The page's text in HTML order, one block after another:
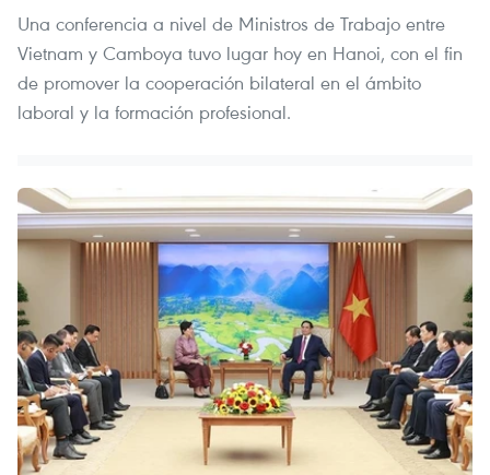
Una conferencia a nivel de Ministros de Trabajo entre
Vietnam y Camboya tuvo lugar hoy en Hanoi, con el fin
de promover la cooperación bilateral en el ámbito
laboral y la formación profesional.